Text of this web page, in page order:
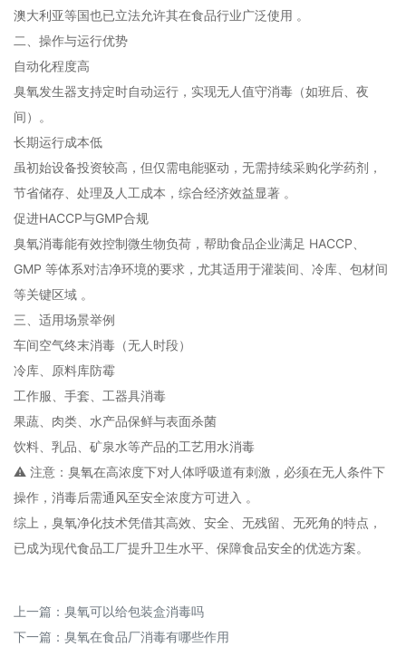
澳大利亚等国也已立法允许其在食品行业广泛使用 ‌。
‌二、操作与运行优势‌
‌自动化程度高‌
臭氧发生器支持‌定时自动运行‌，实现无人值守消毒（如班后、夜
间）‌。
‌长期运行成本低‌
虽初始设备投资较高，但仅需电能驱动，‌无需持续采购化学药剂‌，
节省储存、处理及人工成本，综合经济效益显著 。
‌促进HACCP与GMP合规‌
臭氧消毒能有效控制微生物负荷，帮助食品企业满足 ‌HACCP、
GMP‌ 等体系对洁净环境的要求，尤其适用于灌装间、冷库、包材间
等关键区域 ‌。
‌三、适用场景举例‌
车间空气终末消毒（无人时段）
冷库、原料库防霉
工作服、手套、工器具消毒
果蔬、肉类、水产品保鲜与表面杀菌
饮料、乳品、矿泉水等产品的工艺用水消毒
⚠ ‌注意‌：臭氧在高浓度下对人体呼吸道有刺激，‌必须在无人条件下
操作‌，消毒后需通风至安全浓度方可进入 ‌。
综上，臭氧净化技术凭借其‌高效、安全、无残留、无死角‌的特点，
已成为现代食品工厂提升卫生水平、保障食品安全的优选方案。
上一篇： 臭氧可以给包装盒消毒吗
下一篇： 臭氧在食品厂消毒有哪些作用